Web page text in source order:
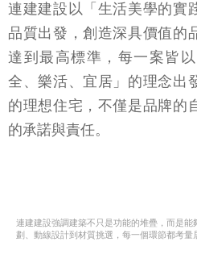
連建建設以「生活美學的實
品質出發，創造深具價值的
達到最高標準，每一案皆
全、樂活、宜居」的理念出
的理想住宅，不僅是品牌的
的承諾與責任。
連建建設強調建築不只是功能的堆疊，而是能
劃、動線設計到材質挑選，每一個環節都考量